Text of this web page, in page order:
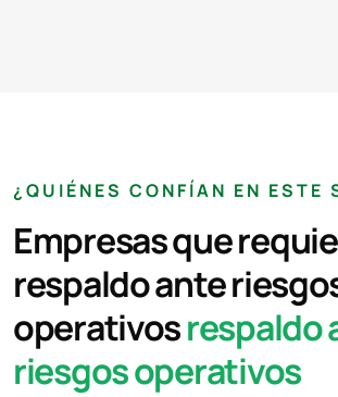
¿QUIÉNES CONFÍAN EN ESTE
Empresas que
respaldo ante
operativosrespaldo
riesgos operativos